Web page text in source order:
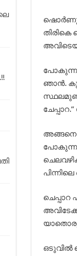
ഷൊർണൂർ
പോകുന്ന
ഞാൻ.
അങ്ങനെ
പോകുന്ന
ചെപ്പാറ
യാതൊരു
ഒടുവിൽ